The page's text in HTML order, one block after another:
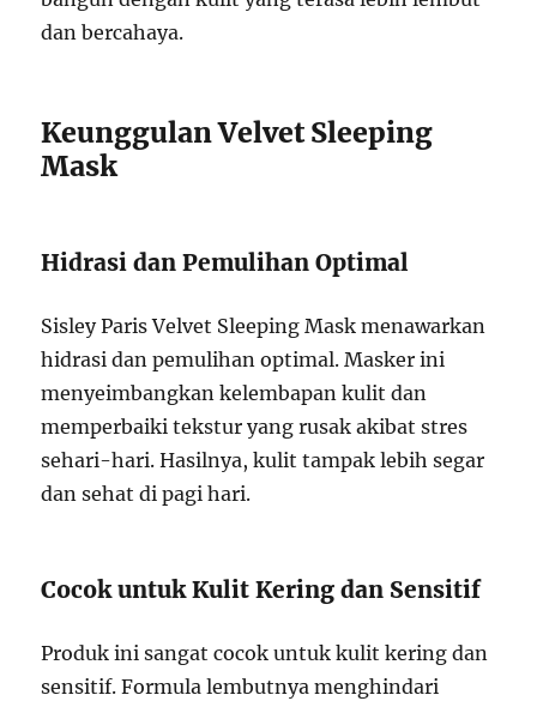
dan bercahaya.
Keunggulan Velvet Sleeping
Mask
Hidrasi dan Pemulihan Optimal
Sisley Paris Velvet Sleeping Mask menawarkan
hidrasi dan pemulihan optimal. Masker ini
menyeimbangkan kelembapan kulit dan
memperbaiki tekstur yang rusak akibat stres
sehari-hari. Hasilnya, kulit tampak lebih segar
dan sehat di pagi hari.
Cocok untuk Kulit Kering dan Sensitif
Produk ini sangat cocok untuk kulit kering dan
sensitif. Formula lembutnya menghindari